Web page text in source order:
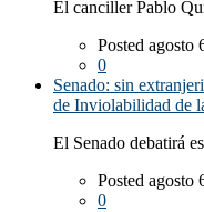
El canciller Pablo
Posted agosto
0
Senado: sin
de Inviolabilidad de
El Senado debatirá
Posted agosto
0